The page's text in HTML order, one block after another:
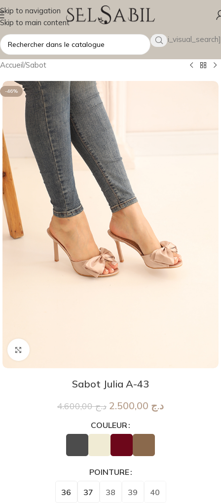
Skip to navigation
Skip to main content
[wsbi_visual_search]
Accueil/Sabot
-46%
Agrandir
Sabot Julia A-43
د.ج4.600,00 د.ج
COULEUR
POINTURE
36 37 38 39 40